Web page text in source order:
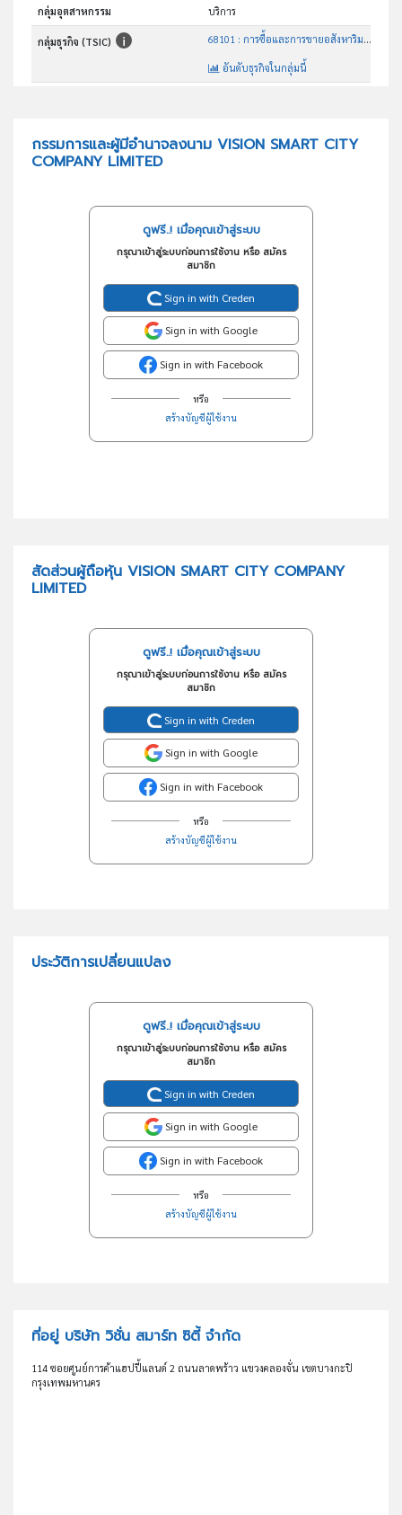
กลุ่มอุตสาหกรรม บริการ
กลุ่มธุรกิจ (TSIC) 68101 : การซื้อและการขายอสังหาริมทรัพย์ที่เป็นของตนเอง เพื่อการพักอาศัย
อันดับธุรกิจในกลุ่มนี้
กรรมการและผู้มีอำนาจลงนาม VISION SMART CITY
COMPANY LIMITED
ดูฟรี..! เมื่อคุณเข้าสู่ระบบ
กรุณาเข้าสู่ระบบก่อนการใช้งาน หรือ สมัคร
สมาชิก
Sign in with Creden
Sign in with Google
Sign in with Facebook
หรือ
สร้างบัญชีผู้ใช้งาน
สัดส่วนผู้ถือหุ้น VISION SMART CITY COMPANY
LIMITED
ดูฟรี..! เมื่อคุณเข้าสู่ระบบ
กรุณาเข้าสู่ระบบก่อนการใช้งาน หรือ สมัคร
สมาชิก
Sign in with Creden
Sign in with Google
Sign in with Facebook
หรือ
สร้างบัญชีผู้ใช้งาน
ประวัติการเปลี่ยนแปลง
ดูฟรี..! เมื่อคุณเข้าสู่ระบบ
กรุณาเข้าสู่ระบบก่อนการใช้งาน หรือ สมัคร
สมาชิก
Sign in with Creden
Sign in with Google
Sign in with Facebook
หรือ
สร้างบัญชีผู้ใช้งาน
ที่อยู่ บริษัท วิชั่น สมาร์ท ซิตี้ จำกัด
114 ซอยศูนย์การค้าแฮปปี้แลนด์ 2 ถนนลาดพร้าว แขวงคลองจั่น เขตบางกะปิ
กรุงเทพมหานคร